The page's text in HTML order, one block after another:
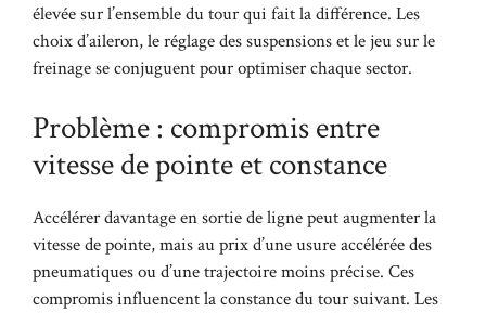
élevée sur l’ensemble du tour qui fait la différence. Les
choix d’aileron, le réglage des suspensions et le jeu sur le
freinage se conjuguent pour optimiser chaque sector.
Problème : compromis entre
vitesse de pointe et constance
Accélérer davantage en sortie de ligne peut augmenter la
vitesse de pointe, mais au prix d’une usure accélérée des
pneumatiques ou d’une trajectoire moins précise. Ces
compromis influencent la constance du tour suivant. Les